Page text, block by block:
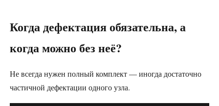
Когда дефектация обязательна, а
когда можно без неё?
Не всегда нужен полный комплект — иногда достаточно
частичной дефектации одного узла.